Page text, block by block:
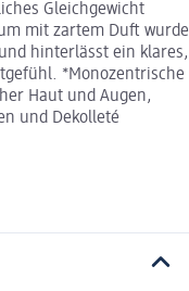
Gleichgewicht
mit zartem Duft wurde
hinterlässt ein klares,
*Monozentrische
Haut und Augen,
und Dekolleté